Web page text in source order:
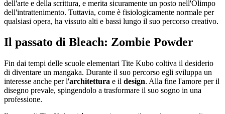
dell'arte e della scrittura, e merita sicuramente un posto nell'Olimpo
dell'intrattenimento. Tuttavia, come è fisiologicamente normale per
qualsiasi opera, ha vissuto alti e bassi lungo il suo percorso creativo.
Il passato di Bleach: Zombie Powder
Fin dai tempi delle scuole elementari Tite Kubo coltiva il desiderio
di diventare un mangaka. Durante il suo percorso egli sviluppa un
interesse anche per l'architettura e il design. Alla fine l'amore per il
disegno prevale, spingendolo a trasformare il suo sogno in una
professione.